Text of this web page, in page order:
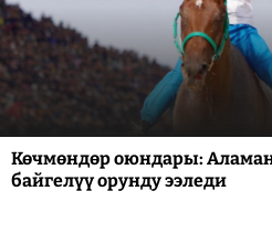
Көчмөндөр оюндары:
байгелүү орунду ээледи